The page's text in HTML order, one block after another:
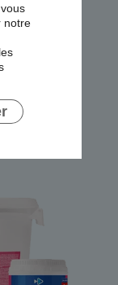
ouverture, le
notre